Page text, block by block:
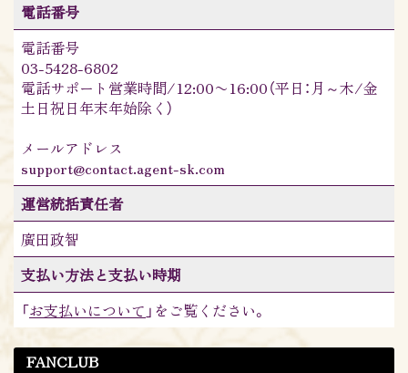
電話番号
電話番号
03-5428-6802
電話サポート営業時間/12:00〜16:00（平日：月～木/金
土日祝日年末年始除く）
メールアドレス
support@contact.agent-sk.com
運営統括責任者
廣田政智
支払い方法と支払い時期
「お支払いについて 」をご覧ください。
FANCLUB